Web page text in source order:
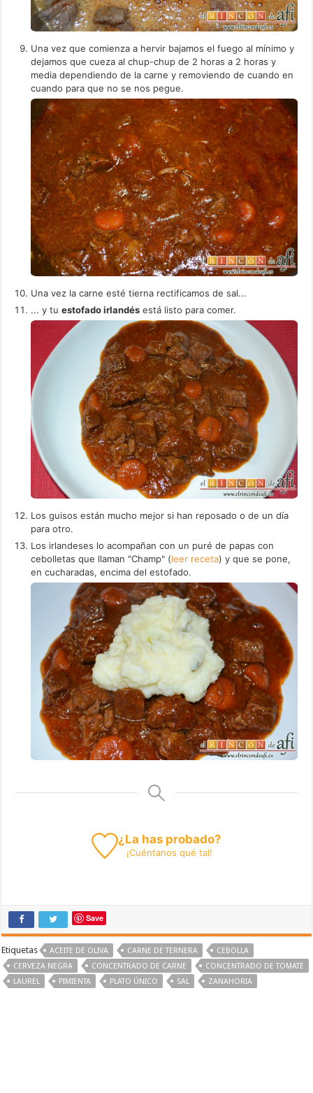
Una vez que comienza a hervir bajamos el fuego al mínimo y
dejamos que cueza al chup-chup de 2 horas a 2 horas y
media dependiendo de la carne y removiendo de cuando en
cuando para que no se nos pegue.
Una vez la carne esté tierna rectificamos de sal...
... y tuestofado irlandés está listo para comer.
Los guisos están mucho mejor si han reposado o de un día
para otro.
Los irlandeses lo acompañan con un puré de papas con
cebolletas que llaman "Champ" (leer receta) y que se pone,
en cucharadas, encima del estofado.
¿La has probado?
¡Cuéntanos qué tal!
Save
Etiquetas ACEITE DE OLIVA CARNE DE TERNERA
CEBOLLA
CERVEZA NEGRA
CONCENTRADO DE CARNE
CONCENTRADO DE TOMATE
LAUREL
PIMIENTA PLATO ÚNICO SAL ZANAHORIA